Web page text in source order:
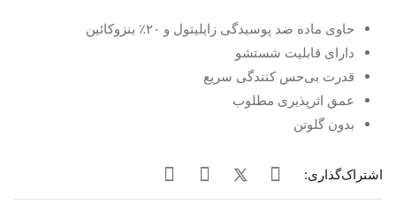
حاوی ماده ضد پوسیدگی زایلیتول و ۲۰٪ بنزوکائین
دارای قابلیت شستشو
قدرت بی‌حس‌ کنندگی سریع
عمق اثرپذیری مطلوب
بدون گلوتن
اشتراک‌گذاری: